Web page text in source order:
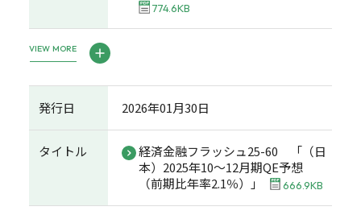
774.6KB
VIEW MORE
発行日 2026年01月30日
タイトル
経済金融フラッシュ25-60 「（日
本）2025年10～12月期QE予想
（前期比年率2.1％）」
666.9KB